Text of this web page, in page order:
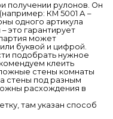
получении рулонов. Он
КМ 5001 А –
одного артикула
это гарантирует
может
буквой и цифрой.
подобрать нужное
клеить
стены комнаты
стены под разным
расхождения в
там указан способ